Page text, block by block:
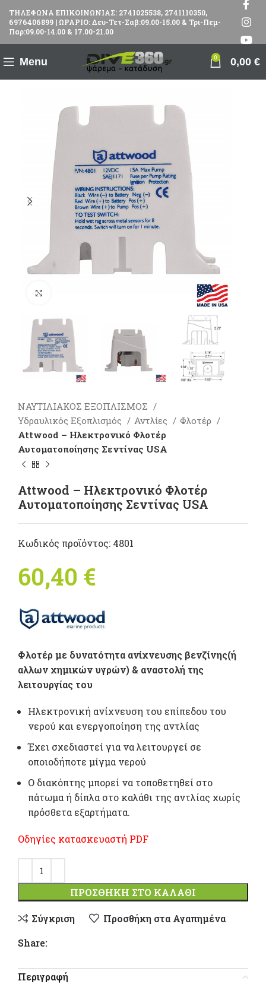
ΤΗΛΕΦΩΝΑ ΕΠΙΚΟΙΝΩΝΙΑΣ: 2741025538, 2741110350,
6976406899 | ΩΡΑΡΙΟ: Δευ-Τετ-Σαβ:09.00-15.00 & Τρι-Πεμ-
Παρ:09.00-14.00 & 17.00-21.00
Menu 0 0,00 €
ΝΑΥΤΙΛΙΑΚΟΣ ΕΞΟΠΛΙΣΜΟΣ
Υδραυλικός Εξοπλισμός
Αντλίες
Φλοτέρ
Attwood – Ηλεκτρονικό Φλοτέρ
Αυτοματοποίησης Σεντίνας USA
Attwood – Ηλεκτρονικό Φλοτέρ
Αυτοματοποίησης Σεντίνας USA
Κωδικός προϊόντος: 4801
60,40 €
Φλοτέρ με δυνατότητα ανίχνευσης βενζίνης(ή
αλλων χημικών υγρών) & αναστολή της
λειτουργίας του
Ηλεκτρονική ανίχνευση του επίπεδου του
νερού και ενεργοποίηση της αντλίας
Έχει σχεδιαστεί για να λειτουργεί σε
οποιοδήποτε μίγμα νερού
Ο διακόπτης μπορεί να τοποθετηθεί στο
πάτωμα ή δίπλα στο καλάθι της αντλίας χωρίς
πρόσθετα εξαρτήματα.
Οδηγίες κατασκευαστή PDF
ΠΡΟΣΘΉΚΗ ΣΤΟ ΚΑΛΆΘΙ
Σύγκριση
Προσθήκη στα Αγαπημένα
Share:
Περιγραφή